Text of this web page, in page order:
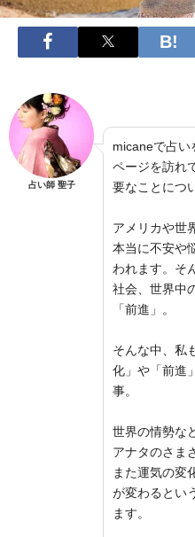
占い師 聖子
micaneで占い
ページを訪れ
要なことにつ
アメリカや世
本当に不安や
われます。そ
社会、世界中
「前進」。
そんな中、私
化」や「前進
事。
世界の情勢な
アナタのさま
また運気の変
が変わるとい
ます。